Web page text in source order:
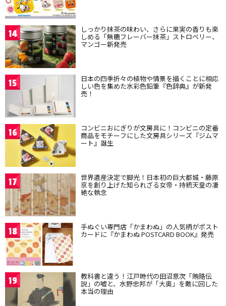
14 しっかり抹茶の味わい、さらに果実の香りも楽
しめる「無糖フレーバー抹茶」ストロベリー、
マンゴー新発売
15 日本の四季折々の植物や情景を描くことに相応
しい色を集めた水彩色鉛筆『色辞典』が新発
売！
16 コンビニおにぎりが文房具に！コンビニの定番
商品をモチーフにした文房具シリーズ『ジムマ
ート』誕生
17 世界遺産決定で脚光！日本初の巨大都城・藤原
京を創り上げた知られざる女帝・持統天皇の凄
絶な執念
18 手ぬぐい専門店「かまわぬ」の人気柄がポスト
カードに『かまわぬ POSTCARD BOOK』発売
19 教科書と違う！江戸時代の田沼意次「賄賂伝
説」の嘘と、水野忠邦が「大奥」を敵に回した
本当の理由